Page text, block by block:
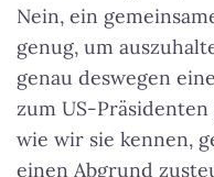
Nein, ein
genug, um
genau deswegen
zum US-
wie wir sie kennen,
einen Abgrund